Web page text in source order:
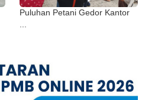
Puluhan Petani Gedor Kantor
...